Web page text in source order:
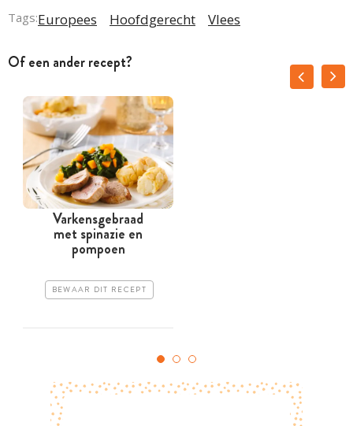
Tags:Europees Hoofdgerecht Vlees
Of een ander recept?
Varkensgebraad
met spinazie en
pompoen
BEWAAR DIT RECEPT